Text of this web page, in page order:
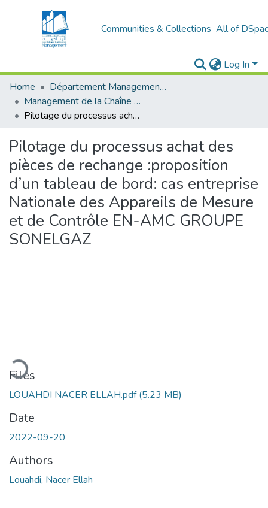
Communities & Collections All of
Log In
Home
Département Management Des Organisations
Management de la Chaîne Logistique (MCL)
Pilotage du processus achat des pièces de rechange :proposition d’un tableau de bord: cas entreprise Nationale des Appareils de Mesure et de Contrôle EN-AMC GROUPE SONELGAZ
Pilotage du processus achat des
pièces de rechange :proposition
d’un tableau de bord: cas entreprise
Nationale des Appareils de Mesure
et de Contrôle EN-AMC GROUPE
SONELGAZ
Loading...
Files
LOUAHDI NACER ELLAH.pdf(5.23 MB)
Date
2022-09-20
Authors
Louahdi, Nacer Ellah